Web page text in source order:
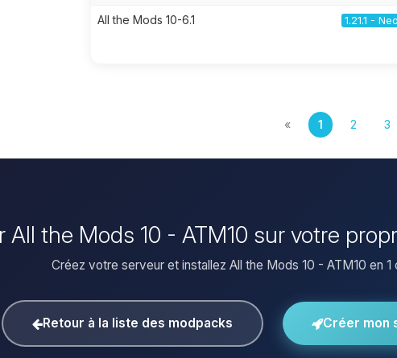
All the Mods 10-6.1 1.21.1 -
« 1 2 3
All the Mods 10 - ATM10 sur votre
Créez votre serveur et installez All the Mods 10 - ATM10 en 1
Retour à la liste des modpacks Créer mon